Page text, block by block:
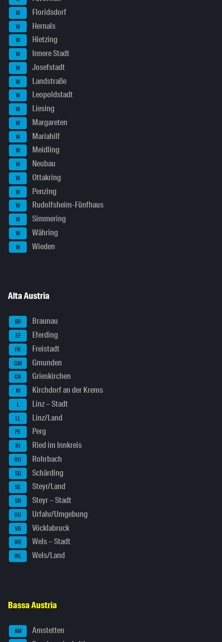
W Floridsdorf
W Hernals
W Hietzing
W Innere Stadt
W Josefstadt
W Landstraße
W Leopoldstadt
W Liesing
W Margareten
W Mariahilf
W Meidling
W Neubau
W Ottakring
W Penzing
W Rudolfsheim-Fünfhaus
W Simmering
W Währing
W Wieden
Alta Austria
BR Braunau
EF Eferding
FR Freistadt
GM Gmunden
GR Grieskirchen
KI Kirchdorf an der Krems
L Linz – Stadt
LL Linz/Land
PE Perg
RI Ried im Innkreis
RO Rohrbach
SD Schärding
SE Steyr/Land
SR Steyr – Stadt
UU Urfahr/Umgebung
VB Vöcklabruck
WE Wels – Stadt
WL Wels/Land
Bassa Austria
AM Amstetten